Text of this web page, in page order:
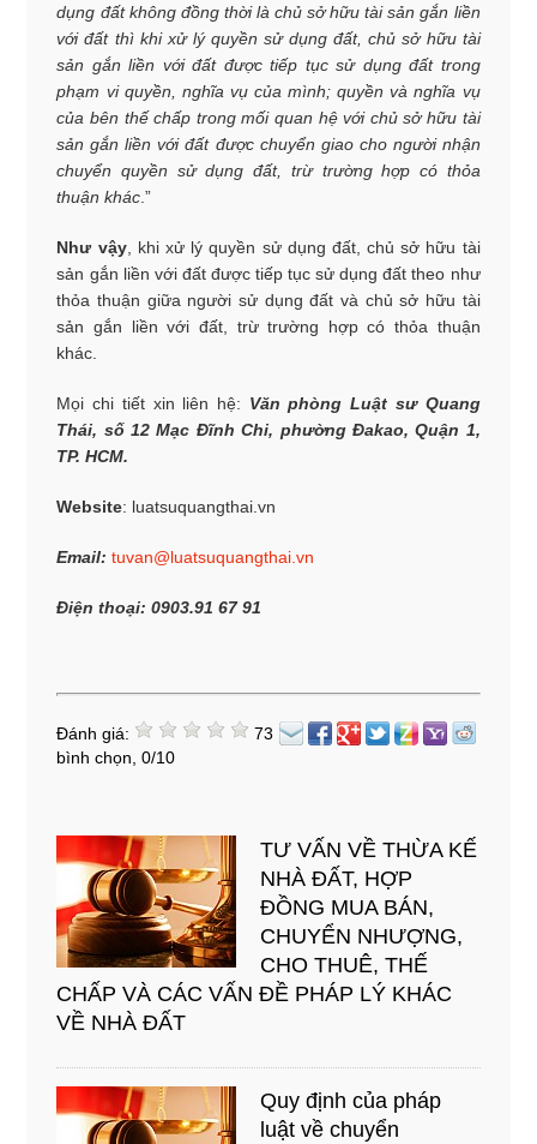
dụng đất không đồng thời là chủ sở hữu tài sản gắn liền
với đất thì khi xử lý quyền sử dụng đất, chủ sở hữu tài
sản gắn liền với đất được tiếp tục sử dụng đất trong
phạm vi quyền, nghĩa vụ của mình; quyền và nghĩa vụ
của bên thế chấp trong mối quan hệ với chủ sở hữu tài
sản gắn liền với đất được chuyển giao cho người nhận
chuyển quyền sử dụng đất, trừ trường hợp có thỏa
thuận khác .”
Như vậy, khi xử lý quyền sử dụng đất, chủ sở hữu tài
sản gắn liền với đất được tiếp tục sử dụng đất theo như
thỏa thuận giữa người sử dụng đất và chủ sở hữu tài
sản gắn liền với đất, trừ trường hợp có thỏa thuận
khác.
Mọi chi tiết xin liên hệ: Văn phòng Luật sư Quang
Thái, số 12 Mạc Đĩnh Chi, phường Đakao, Quận 1,
TP. HCM.
Website: luatsuquangthai.vn
Email:tuvan@luatsuquangthai.vn
Điện thoại: 0903.91 67 91
Đánh giá:
73
bình chọn,0/10
TƯ VẤN VỀ THỪA KẾ
NHÀ ĐẤT, HỢP
ĐỒNG MUA BÁN,
CHUYỂN NHƯỢNG,
CHO THUÊ, THẾ
CHẤP VÀ CÁC VẤN ĐỀ PHÁP LÝ KHÁC
VỀ NHÀ ĐẤT
Quy định của pháp
luật về chuyển